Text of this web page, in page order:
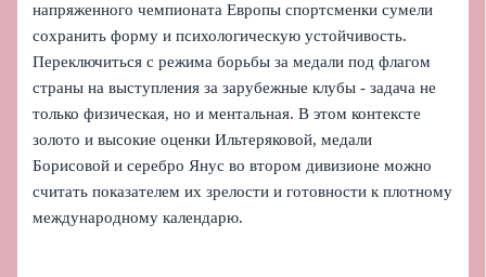
напряженного чемпионата Европы спортсменки сумели
сохранить форму и психологическую устойчивость.
Переключиться с режима борьбы за медали под флагом
страны на выступления за зарубежные клубы - задача не
только физическая, но и ментальная. В этом контексте
золото и высокие оценки Ильтеряковой, медали
Борисовой и серебро Янус во втором дивизионе можно
считать показателем их зрелости и готовности к плотному
международному календарю.